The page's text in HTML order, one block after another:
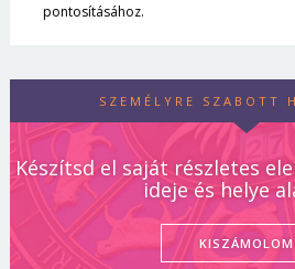
pontosításához.
SZEMÉLYRE SZABOTT
Készítsd el saját részletes
ideje és helye
KISZÁMOLOM